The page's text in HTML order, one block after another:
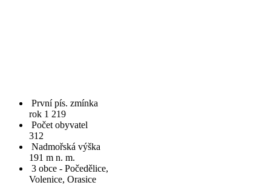
První pís. zmínka
rok 1 219
Počet obyvatel
312
Nadmořská výška
191 m n. m.
3 obce - Počedělice,
Volenice, Orasice